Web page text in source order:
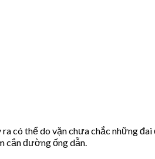
thể do vặn chưa chắc những
cắn đường ống dẫn.